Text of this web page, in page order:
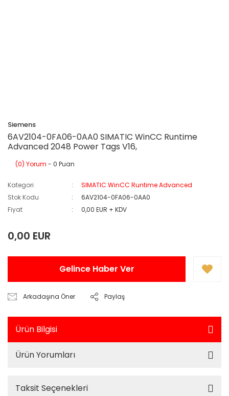
Siemens
6AV2104-0FA06-0AA0 SIMATIC WinCC Runtime
Advanced 2048 Power Tags V16,
(0) Yorum - 0 Puan
Kategori
SIMATIC WinCC Runtime Advanced
Stok Kodu
6AV2104-0FA06-0AA0
Fiyat
0,00 EUR + KDV
0,00 EUR
Gelince Haber Ver
Arkadaşına Öner Paylaş
Ürün Bilgisi
Ürün Yorumları
Taksit Seçenekleri